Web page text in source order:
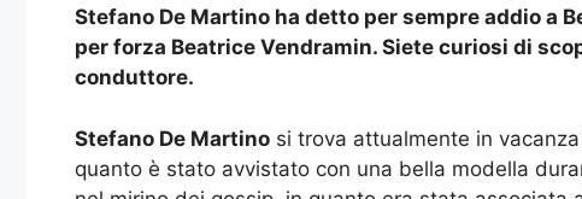
Stefano De Martino ha detto per sempre addio a
per forza Beatrice Vendramin. Siete curiosi di
conduttore.
Stefano De Martino si trova attualmente in
quanto è stato avvistato con una bella modella